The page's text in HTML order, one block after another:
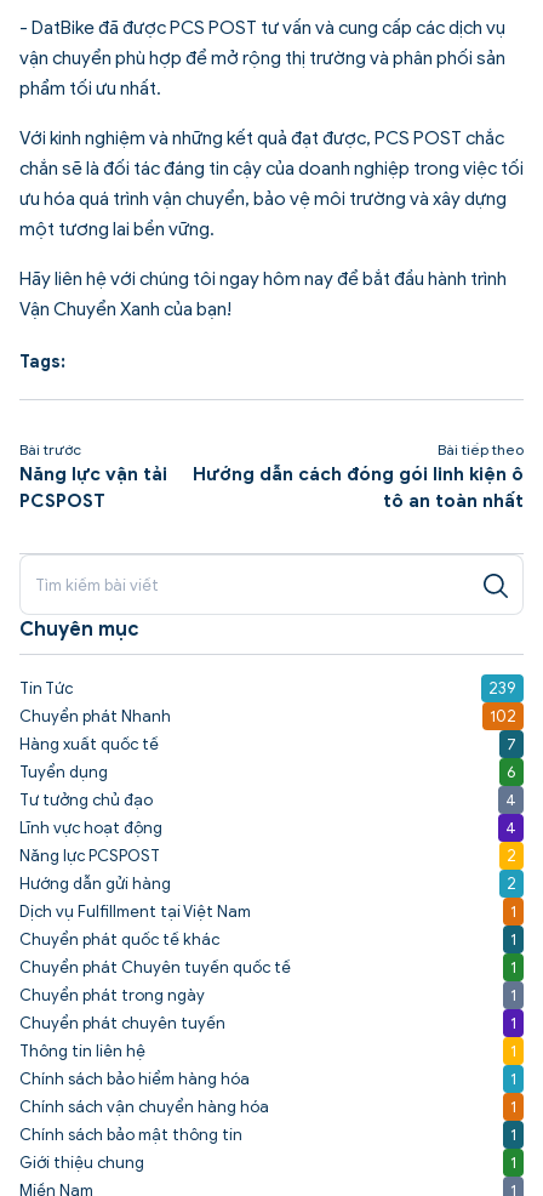
- DatBike đã được PCS POST tư vấn và cung cấp các dịch vụ
vận chuyển phù hợp để mở rộng thị trường và phân phối sản
phẩm tối ưu nhất.
Với kinh nghiệm và những kết quả đạt được, PCS POST chắc
chắn sẽ là đối tác đáng tin cậy của doanh nghiệp trong việc tối
ưu hóa quá trình vận chuyển, bảo vệ môi trường và xây dựng
một tương lai bền vững.
Hãy liên hệ với chúng tôi ngay hôm nay để bắt đầu hành trình
Vận Chuyển Xanh của bạn!
Tags:
Bài trước
Năng lực vận tải
PCSPOST
Bài tiếp theo
Hướng dẫn cách đóng gói linh kiện ô
tô an toàn nhất
Chuyên mục
Tin Tức
239
Chuyển phát Nhanh
102
Hàng xuất quốc tế
7
Tuyển dụng
6
Tư tưởng chủ đạo
4
Lĩnh vực hoạt động
4
Năng lực PCSPOST
2
Hướng dẫn gửi hàng
2
Dịch vụ Fulfillment tại Việt Nam
1
Chuyển phát quốc tế khác
1
Chuyển phát Chuyên tuyến quốc tế
1
Chuyển phát trong ngày
1
Chuyển phát chuyên tuyến
1
Thông tin liên hệ
1
Chính sách bảo hiểm hàng hóa
1
Chính sách vận chuyển hàng hóa
1
Chính sách bảo mật thông tin
1
Giới thiệu chung
1
Miền Nam
1